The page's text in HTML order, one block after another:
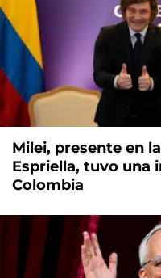
Milei, presente en
Espriella, tuvo una
Colombia